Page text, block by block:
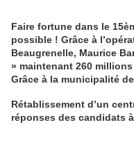
Faire fortune dans le
possible ! Grâce à
Beaugrenelle, Maurice
» maintenant 260 millions
Grâce à la municipalité
Rétablissement d’un
réponses des candidats